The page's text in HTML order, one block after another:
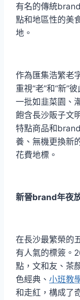
有名的傳統
點和地區性的美
地。
作為匯集浩繁老
重視“老”和“新”
一批如韭菜園、
飽含長沙販子文
特點商品和
養、無機更換新
花費地標。
新晉brand年夜
在長沙最繁榮的
有人氣的標簽。
點，文和友、茶
色經典、 小班教
和走紅，構成了